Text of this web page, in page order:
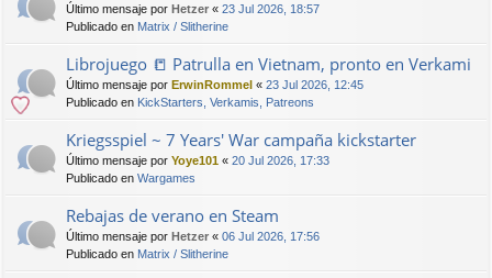
Último mensaje por Hetzer « 23 Jul 2026, 18:57
Publicado en Matrix / Slitherine
Librojuego 📒 Patrulla en Vietnam, pronto en Verkami
Último mensaje por ErwinRommel « 23 Jul 2026, 12:45
Publicado en KickStarters, Verkamis, Patreons
Kriegsspiel ~ 7 Years' War campaña kickstarter
Último mensaje por Yoye101 « 20 Jul 2026, 17:33
Publicado en Wargames
Rebajas de verano en Steam
Último mensaje por Hetzer « 06 Jul 2026, 17:56
Publicado en Matrix / Slitherine